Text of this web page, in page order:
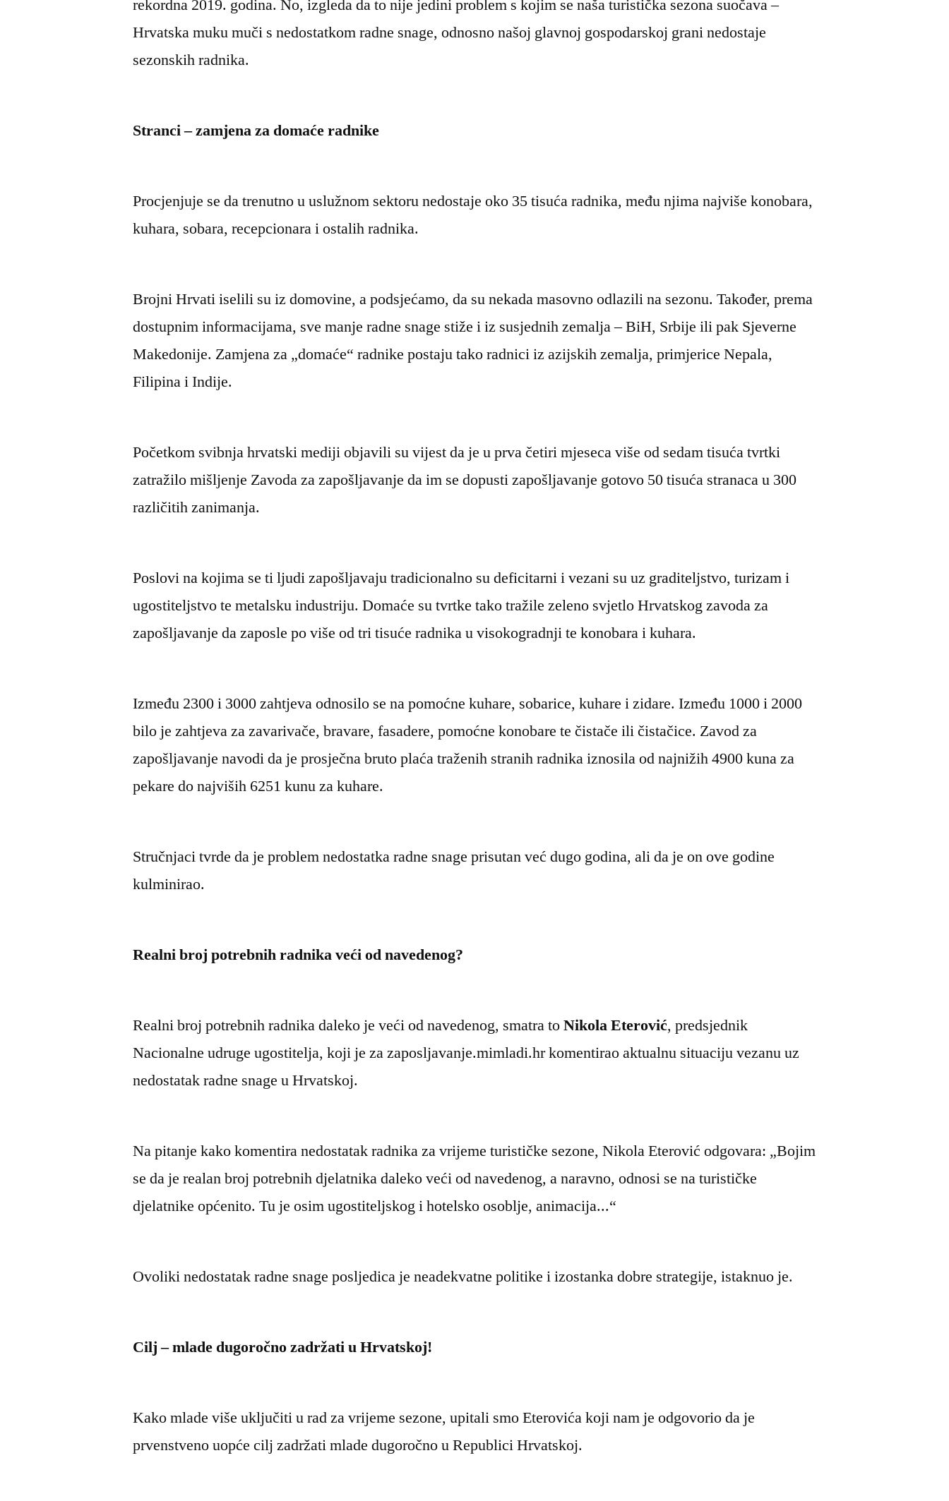
rekordna 2019. godina. No, izgleda da to nije jedini problem s kojim se naša turistička sezona suočava –
Hrvatska muku muči s nedostatkom radne snage, odnosno našoj glavnoj gospodarskoj grani nedostaje
sezonskih radnika.
Stranci – zamjena za domaće radnike
Procjenjuje se da trenutno u uslužnom sektoru nedostaje oko 35 tisuća radnika, među njima najviše konobara,
kuhara, sobara, recepcionara i ostalih radnika.
Brojni Hrvati iselili su iz domovine, a podsjećamo, da su nekada masovno odlazili na sezonu. Također, prema
dostupnim informacijama, sve manje radne snage stiže i iz susjednih zemalja – BiH, Srbije ili pak Sjeverne
Makedonije. Zamjena za „domaće“ radnike postaju tako radnici iz azijskih zemalja, primjerice Nepala,
Filipina i Indije.
Početkom svibnja hrvatski mediji objavili su vijest da je u prva četiri mjeseca više od sedam tisuća tvrtki
zatražilo mišljenje Zavoda za zapošljavanje da im se dopusti zapošljavanje gotovo 50 tisuća stranaca u 300
različitih zanimanja.
Poslovi na kojima se ti ljudi zapošljavaju tradicionalno su deficitarni i vezani su uz graditeljstvo, turizam i
ugostiteljstvo te metalsku industriju. Domaće su tvrtke tako tražile zeleno svjetlo Hrvatskog zavoda za
zapošljavanje da zaposle po više od tri tisuće radnika u visokogradnji te konobara i kuhara.
Između 2300 i 3000 zahtjeva odnosilo se na pomoćne kuhare, sobarice, kuhare i zidare. Između 1000 i 2000
bilo je zahtjeva za zavarivače, bravare, fasadere, pomoćne konobare te čistače ili čistačice. Zavod za
zapošljavanje navodi da je prosječna bruto plaća traženih stranih radnika iznosila od najnižih 4900 kuna za
pekare do najviših 6251 kunu za kuhare.
Stručnjaci tvrde da je problem nedostatka radne snage prisutan već dugo godina, ali da je on ove godine
kulminirao.
Realni broj potrebnih radnika veći od navedenog?
Realni broj potrebnih radnika daleko je veći od navedenog, smatra toNikola Eterović, predsjednik
Nacionalne udruge ugostitelja, koji je za zaposljavanje.mimladi.hr komentirao aktualnu situaciju vezanu uz
nedostatak radne snage u Hrvatskoj.
Na pitanje kako komentira nedostatak radnika za vrijeme turističke sezone, Nikola Eterović odgovara: „Bojim
se da je realan broj potrebnih djelatnika daleko veći od navedenog, a naravno, odnosi se na turističke
djelatnike općenito. Tu je osim ugostiteljskog i hotelsko osoblje, animacija...“
Ovoliki nedostatak radne snage posljedica je neadekvatne politike i izostanka dobre strategije, istaknuo je.
Cilj – mlade dugoročno zadržati u Hrvatskoj!
Kako mlade više uključiti u rad za vrijeme sezone, upitali smo Eterovića koji nam je odgovorio da je
prvenstveno uopće cilj zadržati mlade dugoročno u Republici Hrvatskoj.